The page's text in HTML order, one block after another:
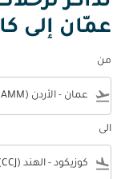
عمّان إلى
من
flight_takeoff
الى
flight_land